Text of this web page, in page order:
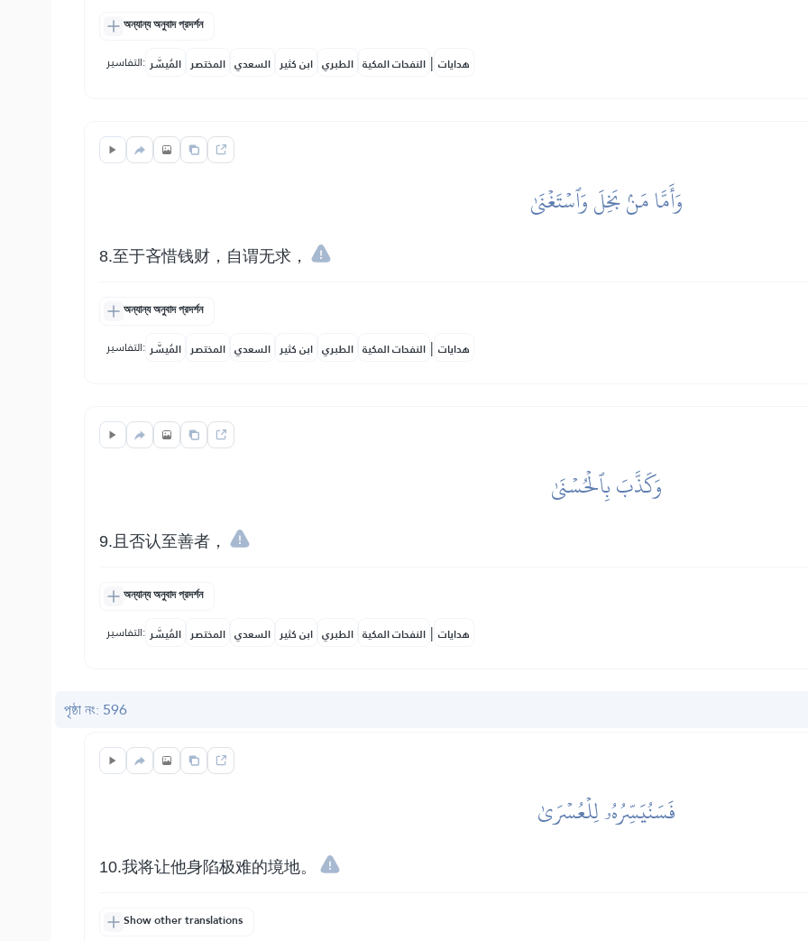
অন্যান্য অনুবাদ প্রদর্শন
التفاسير: المُيسَّر المختصر السعدي ابن كثير الطبري النفحات المكية | هدايات
وَأَمَّا مَنۢ بَخِلَ وَٱسۡتَغۡنَىٰ
8.至于吝惜钱财，自谓无求，
অন্যান্য অনুবাদ প্রদর্শন
التفاسير: المُيسَّر المختصر السعدي ابن كثير الطبري النفحات المكية | هدايات
وَكَذَّبَ بِٱلۡحُسۡنَىٰ
9.且否认至善者，
অন্যান্য অনুবাদ প্রদর্শন
التفاسير: المُيسَّر المختصر السعدي ابن كثير الطبري النفحات المكية | هدايات
পৃষ্ঠা নং: 596
فَسَنُيَسِّرُهُۥ لِلۡعُسۡرَىٰ
10.我将让他身陷极难的境地。
Show other translations